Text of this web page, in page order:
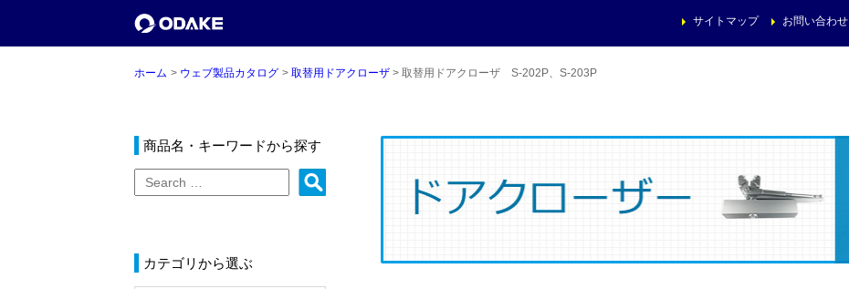
お問い合わせ
サイトマップ
ホーム ウェブ製品カタログ 取替用ドアクローザ 取替用ドアクローザ S-202P、S-203P
商品名・キーワードから探す
カテゴリから選ぶ